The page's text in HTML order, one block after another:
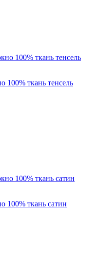
100% ткань тенсель
100% ткань сатин